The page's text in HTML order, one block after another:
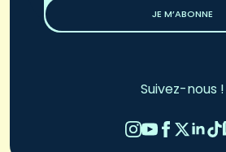
JE M’ABONNE
Suivez-nous !